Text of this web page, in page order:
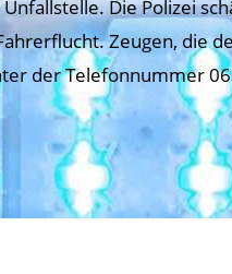
Die Polizei
Zeugen, die
der Telefonnummer